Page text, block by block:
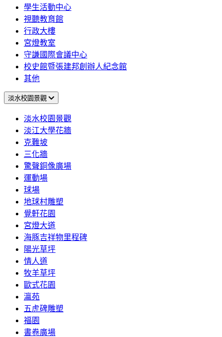
學生活動中心
視聽教育館
行政大樓
宮燈教室
守謙國際會議中心
校史館暨張建邦創辦人紀念館
其他
淡水校園景觀
淡水校園景觀
淡江大學花牆
克難坡
三化牆
驚聲銅像廣場
運動場
球場
地球村雕塑
覺軒花園
宮燈大道
海豚吉祥物里程碑
陽光草坪
情人道
牧羊草坪
歐式花園
瀛苑
五虎碑雕塑
福園
書卷廣場